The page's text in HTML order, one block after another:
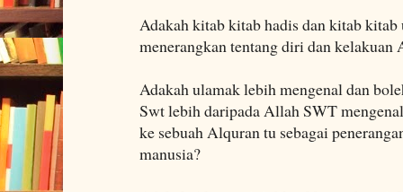
Adakah kitab kitab hadis dan kitab
menerangkan tentang diri dan kelakuan
Adakah ulamak lebih mengenal dan
Swt lebih daripada Allah SWT
ke sebuah Alquran tu sebagai
manusia?